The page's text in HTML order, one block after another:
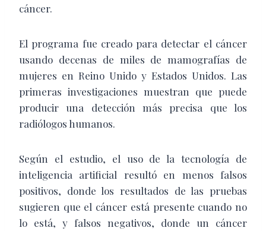
cáncer.
El programa fue creado para detectar el cáncer
usando decenas de miles de mamografías de
mujeres en Reino Unido y Estados Unidos. Las
primeras investigaciones muestran que puede
producir una detección más precisa que los
radiólogos humanos.
Según el estudio, el uso de la tecnología de
inteligencia artificial resultó en menos falsos
positivos, donde los resultados de las pruebas
sugieren que el cáncer está presente cuando no
lo está, y falsos negativos, donde un cáncer